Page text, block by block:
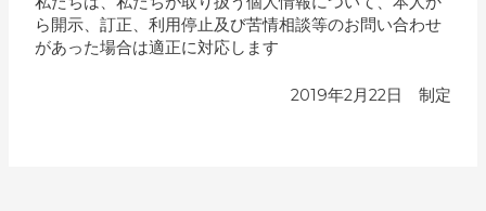
ら開示、訂正、利用停止及び苦情相談等のお問い合わせ
があった場合は適正に対応します
2019年2月22日 制定